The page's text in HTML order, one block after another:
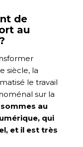
de
au
siècle, la
le travail
sur la
au
qui
et il est très